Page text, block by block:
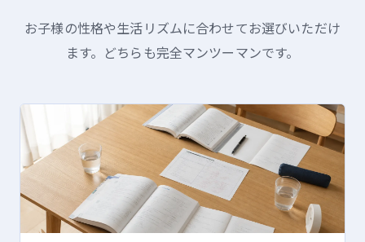
お子様の性格や生活リズムに合わせてお選びいただけ
ます。どちらも完全マンツーマンです。